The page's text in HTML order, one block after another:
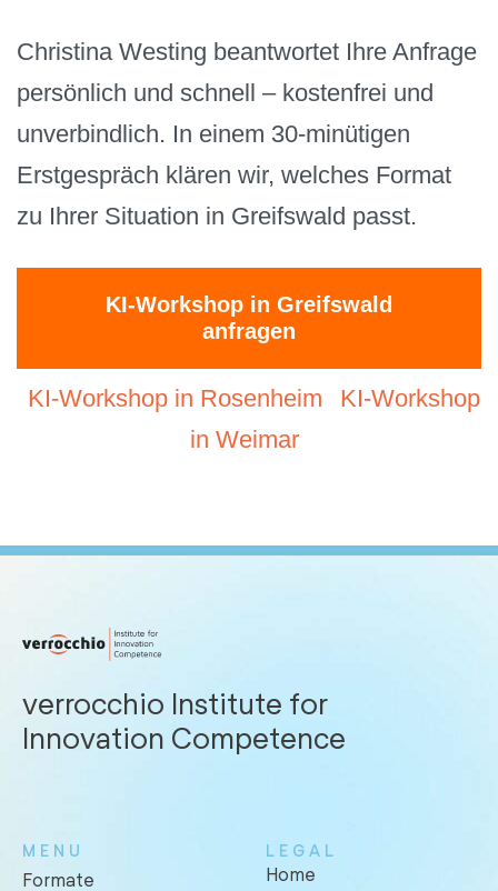
Christina Westing beantwortet Ihre Anfrage
persönlich und schnell – kostenfrei und
unverbindlich. In einem 30-minütigen
Erstgespräch klären wir, welches Format
zu Ihrer Situation in Greifswald passt.
KI-Workshop in Greifswald
anfragen
KI-Workshop in Rosenheim
KI-Workshop
in Weimar
verrocchio Institute for
Innovation Competence
MENU
Formate
LEGAL
Home